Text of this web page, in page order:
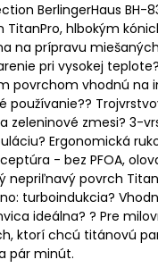
BerlingerHaus
hlbokým
prípravu
pri vysokej
povrchom vhodnú
zeleninové zmesi?
Ergonomická
- bez PFOA,
povrch
turboindukcia?
ideálna? ? Pre
ktorí chcú titánovú
pár minút.